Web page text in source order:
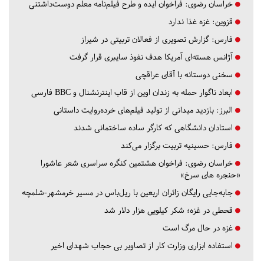
خراسان رضوی: فراخوان ایده و طرح فیلم‌نامه معلم دوست‌داشتنی
قزوین: غزه غذا ندارد
فارس: گزارش تصویری از فعالان تربیتی در شیراز
آژانس هسته‌ای آمریکا هدف نفوذ سایبری قرار گرفت
سخنی دوستانه با آقای عراقچی
ابعاد ناگوار حمله به زندان اوین از قاب اینترنشنال و BBC فارسی
البرز: بازدید میدانی از تولید فیلم‌های خرده‌روایت داستانی
استادان دانشگاهی که کارگر ساده ساختمانی شدند
فارس: حسینیه تربیت برگزار می‌کند
خراسان رضوی: فراخوان هشتمین کنگره سراسری شعر عاشورا
«حنجره های سرخ»
جابه‌جایی رایگان زائران اربعین با ریل‌باس در مسیر خرمشهر-شلمچه
قحطی در غزه؛ شکر کیلویی هزار دلار شد
غزه در حال مرگ است
استفاده ابزاری وزارت کار از تصاویر بی حجاب شهدای اخیر